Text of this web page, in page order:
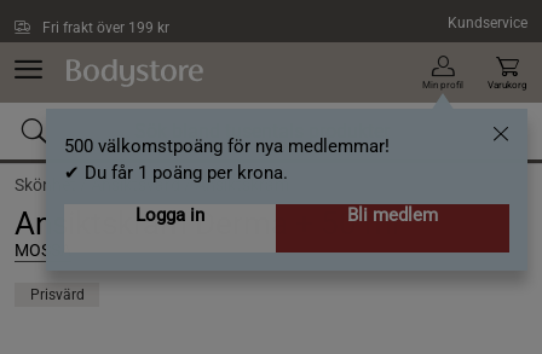
Fri frakt över 199 kr Kundservice
Min profil
500 välkomstpoäng för nya medlemmar!
✔ Du får 1 poäng per krona.
Logga in
Bli medlem
Varukorg
Skönhet /Ansiktsvård /Ansiktskräm
Ansiktskräm Derma + 50 ml
MOSSA
Prisvärd